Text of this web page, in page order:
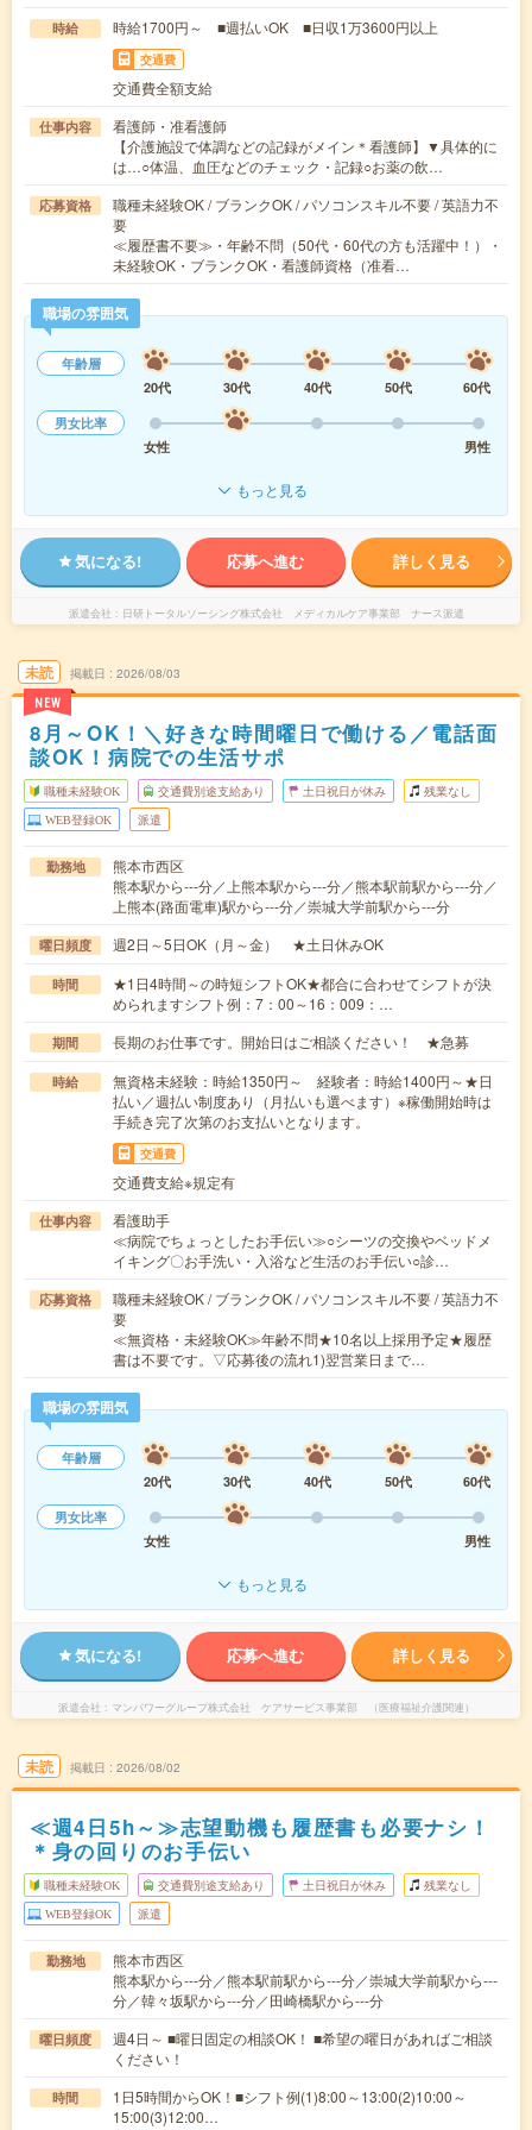
時給 時給1700円～ ■週払いOK ■日収1万3600円以上
交通費
交通費全額支給
仕事内容
看護師・准看護師
【介護施設で体調などの記録がメイン＊看護師】▼具体的に
は…○体温、血圧などのチェック・記録○お薬の飲…
応募資格
職種未経験OK / ブランクOK / パソコンスキル不要 / 英語力不
要
≪履歴書不要≫・年齢不問（50代・60代の方も活躍中！）・
未経験OK・ブランクOK・看護師資格（准看…
職場の雰囲気
年齢層
20代
30代 40代 50代
60代
男女比率
女性
男性
もっと見る
気になる! 応募へ進む 詳しく見る
派遣会社 日研トータルソーシング株式会社 メディカルケア事業部 ナース派遣
未読
NEW
掲載日 2026/08/03
8月～OK！＼好きな時間曜日で働ける／電話面
談OK！病院での生活サポ
職種未経験OK 交通費別途支給あり 土日祝日が休み 残業なし
WEB登録OK 派遣
勤務地
熊本市西区
熊本駅から---分／上熊本駅から---分／熊本駅前駅から---分／
上熊本(路面電車)駅から---分／崇城大学前駅から---分
曜日頻度 週2日～5日OK（月～金） ★土日休みOK
時間
★1日4時間～の時短シフトOK★都合に合わせてシフトが決
められますシフト例：7：00～16：009：…
期間 長期のお仕事です。開始日はご相談ください！ ★急募
時給
無資格未経験：時給1350円～ 経験者：時給1400円～★日
払い／週払い制度あり（月払いも選べます）※稼働開始時は
手続き完了次第のお支払いとなります。
交通費
交通費支給※規定有
仕事内容
看護助手
≪病院でちょっとしたお手伝い≫○シーツの交換やベッドメ
イキング〇お手洗い・入浴など生活のお手伝い○診…
応募資格
職種未経験OK / ブランクOK / パソコンスキル不要 / 英語力不
要
≪無資格・未経験OK≫年齢不問★10名以上採用予定★履歴
書は不要です。▽応募後の流れ1)翌営業日まで…
職場の雰囲気
年齢層
20代
30代 40代 50代
60代
男女比率
女性
男性
もっと見る
気になる! 応募へ進む 詳しく見る
派遣会社 マンパワーグループ株式会社 ケアサービス事業部 （医療福祉介護関連）
未読 掲載日 2026/08/02
≪週4日5h～≫志望動機も履歴書も必要ナシ！
＊身の回りのお手伝い
職種未経験OK 交通費別途支給あり 土日祝日が休み 残業なし
WEB登録OK 派遣
勤務地
熊本市西区
熊本駅から---分／熊本駅前駅から---分／崇城大学前駅から---
分／韓々坂駅から---分／田崎橋駅から---分
曜日頻度
週4日～ ■曜日固定の相談OK！ ■希望の曜日があればご相談
ください！
時間
1日5時間からOK！■シフト例(1)8:00～13:00(2)10:00～
15:00(3)12:00…